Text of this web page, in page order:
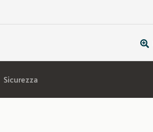
Sicurezza